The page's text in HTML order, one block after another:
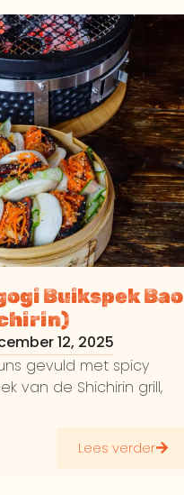
Buikspek Bao
12, 2025
gevuld met spicy
van de Shichirin grill,
Lees verder